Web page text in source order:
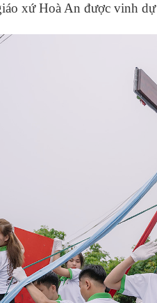
xứ Hoà An được vinh